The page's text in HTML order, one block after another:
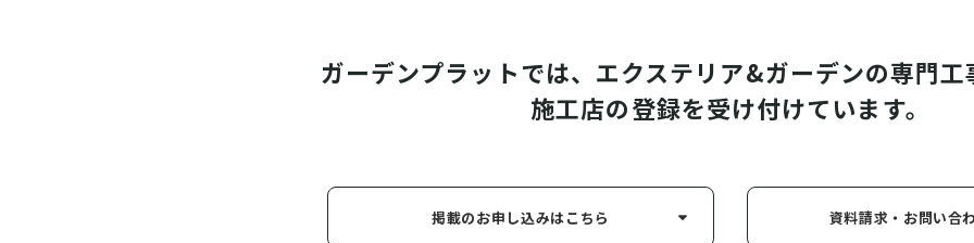
ガーデンプラットでは、エクステリア&ガーデンの専門工
施工店の登録を受け付けています。
掲載のお申し込みはこちら 資料請求・お問い合